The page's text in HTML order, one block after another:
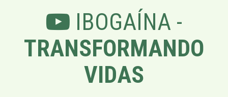
IBOGAÍNA -
TRANSFORMANDO
VIDAS